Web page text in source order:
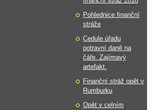
Pohlednice finanční
stráže
Cedule úřadu
potravní daně na
čáře. Zajímavý
artefakt.
Finanční stráž opět v
Rumburku
Opět v celním